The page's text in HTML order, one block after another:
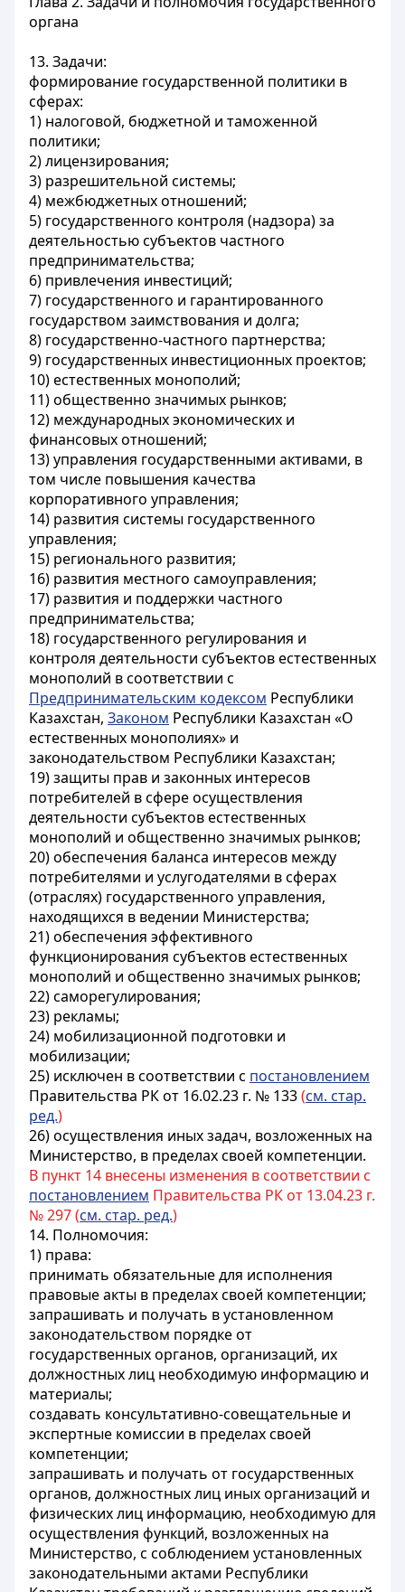
органа
13. Задачи:
формирование государственной политики в
сферах:
1) налоговой, бюджетной и таможенной
политики;
2) лицензирования;
3) разрешительной системы;
4) межбюджетных отношений;
5) государственного контроля (надзора) за
деятельностью субъектов частного
предпринимательства;
6) привлечения инвестиций;
7) государственного и гарантированного
государством заимствования и долга;
8) государственно-частного партнерства;
9) государственных инвестиционных проектов;
10) естественных монополий;
11) общественно значимых рынков;
12) международных экономических и
финансовых отношений;
13) управления государственными активами, в
том числе повышения качества
корпоративного управления;
14) развития системы государственного
управления;
15) регионального развития;
16) развития местного самоуправления;
17) развития и поддержки частного
предпринимательства;
18) государственного регулирования и
контроля деятельности субъектов естественных
монополий в соответствии с
Предпринимательским кодексом Республики
Казахстан, Законом Республики Казахстан «О
естественных монополиях» и
законодательством Республики Казахстан;
19) защиты прав и законных интересов
потребителей в сфере осуществления
деятельности субъектов естественных
монополий и общественно значимых рынков;
20) обеспечения баланса интересов между
потребителями и услугодателями в сферах
(отраслях) государственного управления,
находящихся в ведении Министерства;
21) обеспечения эффективного
функционирования субъектов естественных
монополий и общественно значимых рынков;
22) саморегулирования;
23) рекламы;
24) мобилизационной подготовки и
мобилизации;
25) исключен в соответствии с постановлением
Правительства РК от 16.02.23 г. № 133(см. стар.
ред.)
26) осуществления иных задач, возложенных на
Министерство, в пределах своей компетенции.
В пункт 14 внесены изменения в соответствии с
постановлением Правительства РК от 13.04.23 г.
№ 297 (см. стар. ред.)
14. Полномочия:
1) права:
принимать обязательные для исполнения
правовые акты в пределах своей компетенции;
запрашивать и получать в установленном
законодательством порядке от
государственных органов, организаций, их
должностных лиц необходимую информацию и
материалы;
создавать консультативно-совещательные и
экспертные комиссии в пределах своей
компетенции;
запрашивать и получать от государственных
органов, должностных лиц иных организаций и
физических лиц информацию, необходимую для
осуществления функций, возложенных на
Министерство, с соблюдением установленных
законодательными актами Республики